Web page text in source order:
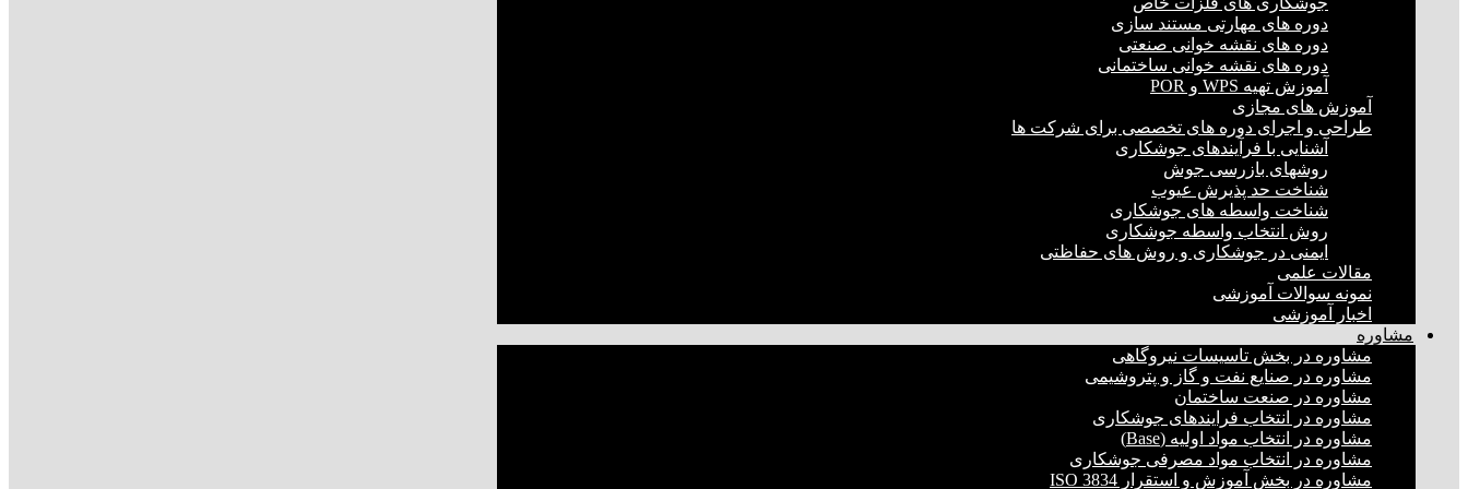
دوره های مهارتی مستند سازی
دوره های نقشه خوانی صنعتی
دوره های نقشه خوانی ساختمانی
آموزش تهیه WPS و POR
آموزش های مجازی
طراحی و اجرای دوره های تخصصی برای شرکت ها
آشنایی با فرآیندهای جوشکاری
روشهای بازرسی جوش
شناخت حد پذیرش عیوب
شناخت واسطه های جوشکاری
روش انتخاب واسطه جوشکاری
ایمنی در جوشکاری و روش های حفاظتی
مقالات علمی
نمونه سوالات آموزشی
اخبار آموزشی
مشاوره
مشاوره در بخش تاسیسات نیروگاهی
مشاوره در صنایع نفت و گاز و پتروشیمی
مشاوره در صنعت ساختمان
مشاوره در انتخاب فرایند‌های جوشکاری
مشاوره در انتخاب مواد اولیه (Base)
مشاوره در انتخاب مواد مصرفی جوشکاری
مشاوره در بخش آموزش و استقرار ISO 3834